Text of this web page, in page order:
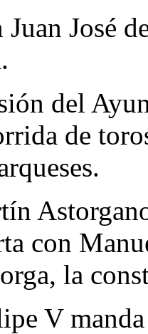
Juan José
del
de
con
la
V